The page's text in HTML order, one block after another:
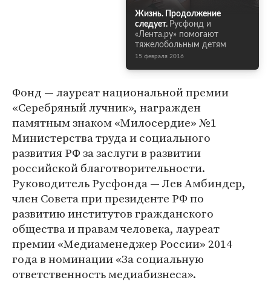
Жизнь. Продолжение
следует. Русфонд и
«Лента.ру» помогают
тяжелобольным детям
15 февраля 2016
Фонд — лауреат национальной премии
«Серебряный лучник», награжден
памятным знаком «Милосердие» №1
Министерства труда и социального
развития РФ за заслуги в развитии
российской благотворительности.
Руководитель Русфонда — Лев Амбиндер,
член Совета при президенте РФ по
развитию институтов гражданского
общества и правам человека, лауреат
премии «Медиаменеджер России» 2014
года в номинации «За социальную
ответственность медиабизнеса».